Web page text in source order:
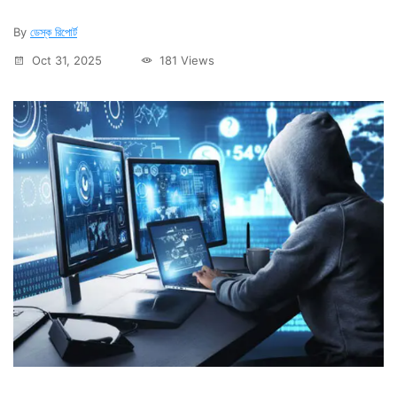
By ডেস্ক রিপোর্ট
Oct 31, 2025
181 Views